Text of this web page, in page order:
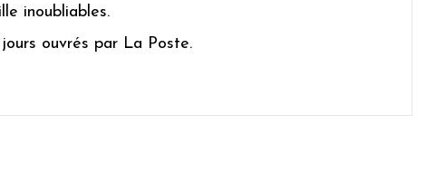
inoubliables.
ouvrés par La Poste.